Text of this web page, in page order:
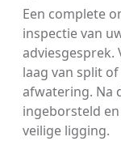
Een complete
inspectie van
laag van split
afwatering. Na
ingeborsteld
veilige ligging.